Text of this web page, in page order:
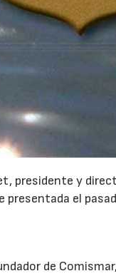
presidente y
el
de